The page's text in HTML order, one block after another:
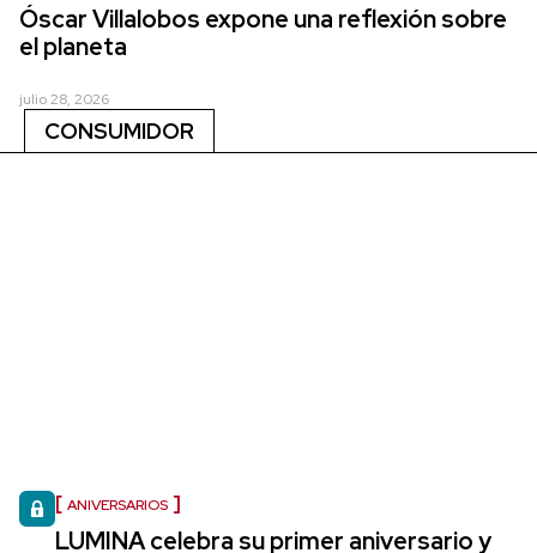
Óscar Villalobos expone una reflexión sobre
el planeta
julio 28, 2026
CONSUMIDOR
ANIVERSARIOS
LUMINA celebra su primer aniversario y